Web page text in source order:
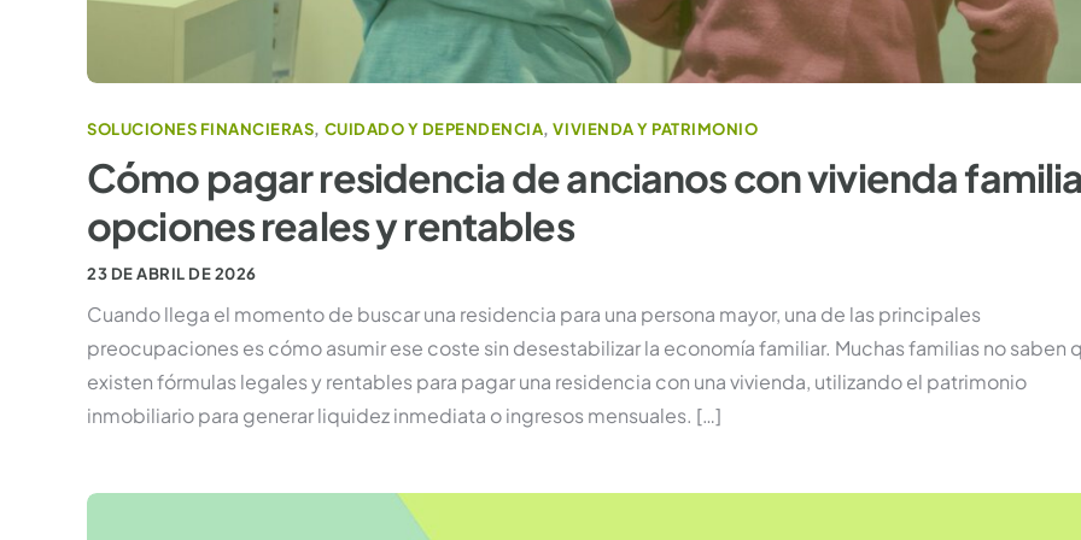
SOLUCIONES FINANCIERAS, CUIDADO Y DEPENDENCIA,VIVIENDA Y PATRIMONIO
Cómo pagar residencia de ancianos con vivienda
opciones reales y rentables
23 DE ABRIL DE 2026
Cuando llega el momento de buscar una residencia para una persona mayor, una de las principales
preocupaciones es cómo asumir ese coste sin desestabilizar la economía familiar. Muchas familias no saben
existen fórmulas legales y rentables para pagar una residencia con una vivienda, utilizando el patrimonio
inmobiliario para generar liquidez inmediata o ingresos mensuales. […]